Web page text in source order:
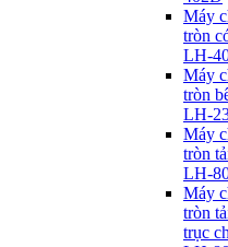
Máy
tròn
LH-
Máy
tròn
LH-
Máy
tròn
LH-
Máy
tròn
trục